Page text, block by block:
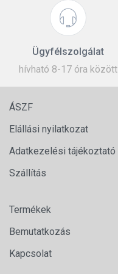
Ügyfélszolgálat
hívható 8-17 óra között
ÁSZF
Elállási nyilatkozat
Adatkezelési tájékoztató
Szállítás
Termékek
Bemutatkozás
Kapcsolat